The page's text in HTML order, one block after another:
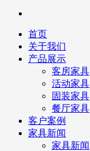
首页
关于我们
产品展示
客房家具
活动家具
固装家具
餐厅家具
客户案例
家具新闻
家具新闻